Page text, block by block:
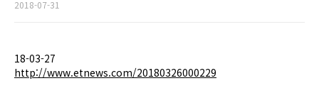
2018-07-31
18-03-27
http://www.etnews.com/20180326000229